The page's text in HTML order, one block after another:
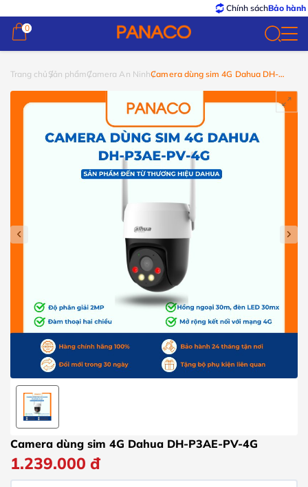
Chính sáchBảo hành – Đổi
0
0
Trang chủ Sản phẩmCamera An NinhCamera dùng sim 4G Dahua DH-
Camera dùng sim 4G Dahua DH-P3AE-PV-4G
1.239.000 đ